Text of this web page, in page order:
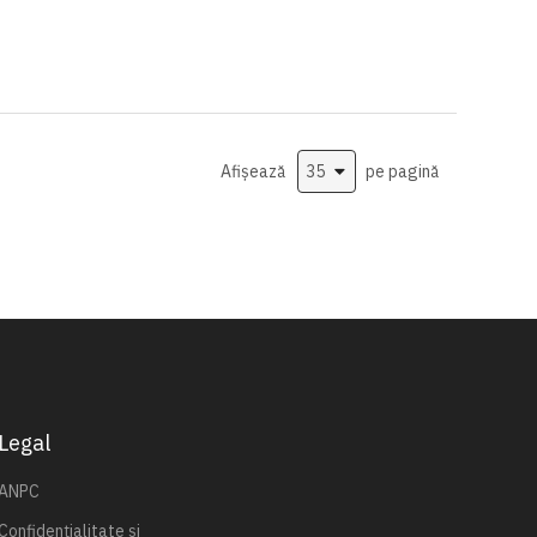
Afișează
pe pagină
Legal
Confidențialitate și